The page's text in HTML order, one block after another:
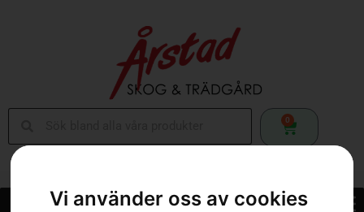
Vi använder oss av cookies
0